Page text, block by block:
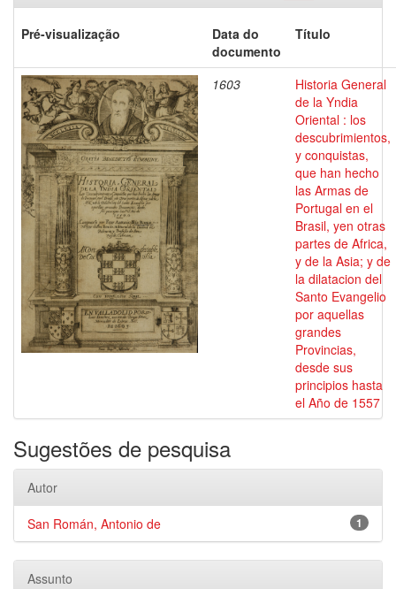
Pré-visualização
Data do
documento
Título
1603
Historia General
de la Yndia
Oriental : los
descubrimientos,
y conquistas,
que han hecho
las Armas de
Portugal en el
Brasil, yen otras
partes de Africa,
y de la Asia; y de
la dilatacion del
Santo Evangelio
por aquellas
grandes
Provincias,
desde sus
principios hasta
el Año de 1557
Sugestões de pesquisa
Autor
1
San Román, Antonio de
Assunto